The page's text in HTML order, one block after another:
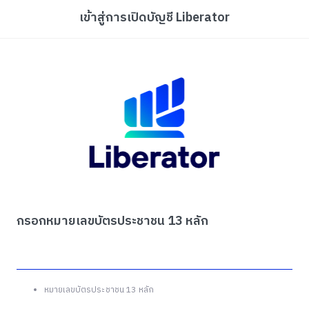
เข้าสู่การเปิดบัญชี Liberator
กรอกหมายเลขบัตรประชาชน 13 หลัก
หมายเลขบัตรประชาชน 13 หลัก